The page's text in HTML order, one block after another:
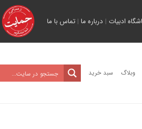
ادبیات | درباره ما |تماس با ما
وبلاگ سبد خرید